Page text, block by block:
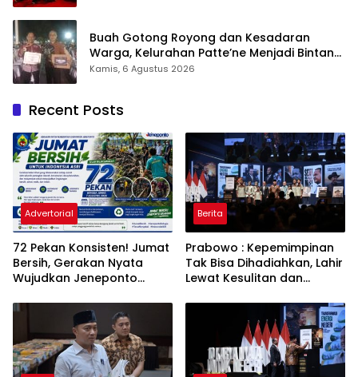
Buah Gotong Royong dan Kesadaran
Warga, Kelurahan Patte’ne Menjadi Bintang
Takalar Award 2026
Kamis, 6 Agustus 2026
Recent Posts
Advertorial
72 Pekan Konsisten! Jumat
Bersih, Gerakan Nyata
Wujudkan Jeneponto
ASRI
Berita
Prabowo : Kepemimpinan
Tak Bisa Dihadiahkan, Lahir
Lewat Kesulitan dan